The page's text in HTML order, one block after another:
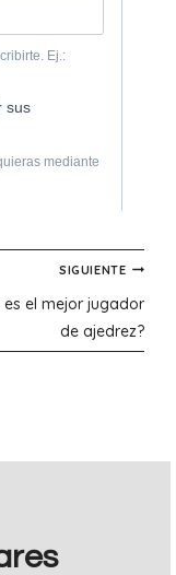
SIGUIENTE
es el mejor jugador
de ajedrez?